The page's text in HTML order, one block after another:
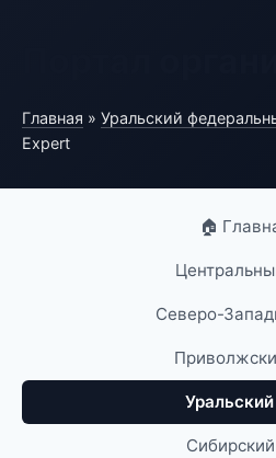
Главная » Уральский
Expert
🏠
Северо-